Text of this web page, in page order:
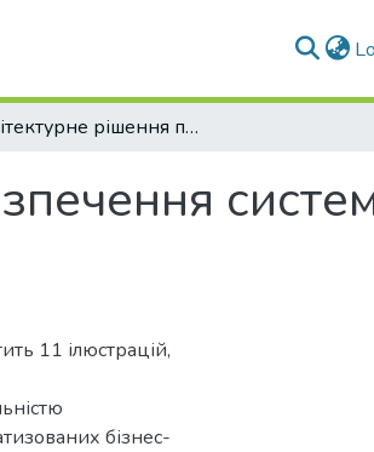
Архітектурне рішення програмного забезпечення системи технічної підтримки користувачів
11 ілюстрацій,
бізнес-